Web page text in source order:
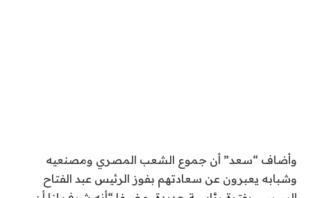
وأضاف “سعد” أن جموع الشعب المصري ومصنعيه
وشبابه يعبرون عن سعادتهم بفوز الرئيس عبد الفتاح